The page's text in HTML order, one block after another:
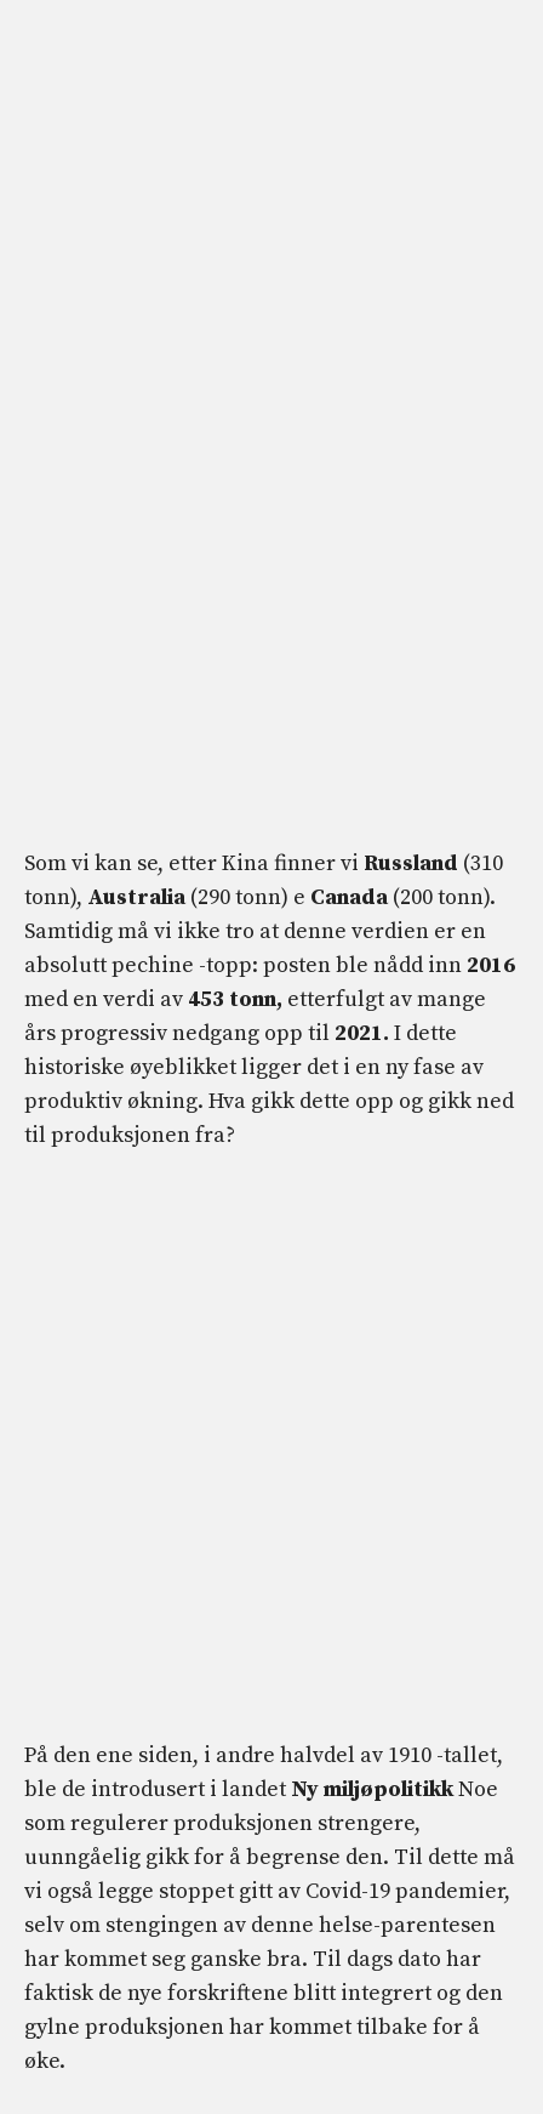
Som vi kan se, etter Kina finner vi Russland (310
tonn), Australia (290 tonn) e Canada (200 tonn).
Samtidig må vi ikke tro at denne verdien er en
absolutt pechine -topp: posten ble nådd inn 2016
med en verdi av 453 tonn, etterfulgt av mange
års progressiv nedgang opp til 2021. I dette
historiske øyeblikket ligger det i en ny fase av
produktiv økning. Hva gikk dette opp og gikk ned
til produksjonen fra?
På den ene siden, i andre halvdel av 1910 -tallet,
ble de introdusert i landet Ny miljøpolitikkNoe
som regulerer produksjonen strengere,
uunngåelig gikk for å begrense den. Til dette må
vi også legge stoppet gitt av Covid-19 pandemier,
selv om stengingen av denne helse-parentesen
har kommet seg ganske bra. Til dags dato har
faktisk de nye forskriftene blitt integrert og den
gylne produksjonen har kommet tilbake for å
øke.